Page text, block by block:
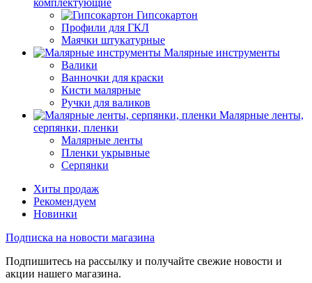
комплектующие
Гипсокартон
Профили для ГКЛ
Маячки штукатурные
Малярные инструменты
Валики
Ванночки для краски
Кисти малярные
Ручки для валиков
Малярные ленты,
серпянки, пленки
Малярные ленты
Пленки укрывные
Серпянки
Хиты продаж
Рекомендуем
Новинки
Подписка на новости магазина
Подпишитесь на рассылку и получайте свежие новости и
акции нашего магазина.